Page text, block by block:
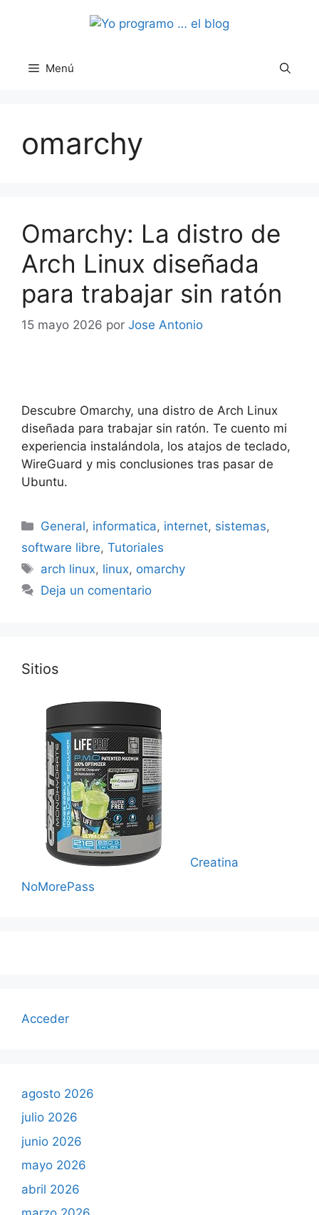
Menú
omarchy
Omarchy: La distro de
Arch Linux diseñada
para trabajar sin ratón
15 mayo 2026 por Jose Antonio
Descubre Omarchy, una distro de Arch Linux
diseñada para trabajar sin ratón. Te cuento mi
experiencia instalándola, los atajos de teclado,
WireGuard y mis conclusiones tras pasar de
Ubuntu.
Categorías
General, informatica, internet, sistemas,
software libre, Tutoriales
Etiquetas
arch linux, linux, omarchy
Deja un comentario
Sitios
Creatina
NoMorePass
Acceder
agosto 2026
julio 2026
junio 2026
mayo 2026
abril 2026